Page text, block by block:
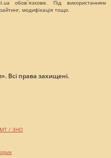
обов`язкове. Під використанням
модифікація тощо.
Всі права захищені.
/ ЗНО